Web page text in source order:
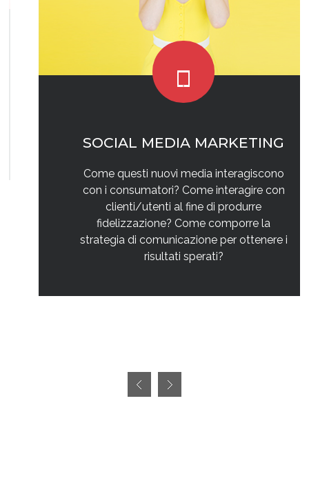
SOCIAL MEDIA MARKETING
Come questi nuovi media interagiscono
con i consumatori? Come interagire con
clienti/utenti al fine di produrre
fidelizzazione? Come comporre la
strategia di comunicazione per ottenere i
risultati sperati?